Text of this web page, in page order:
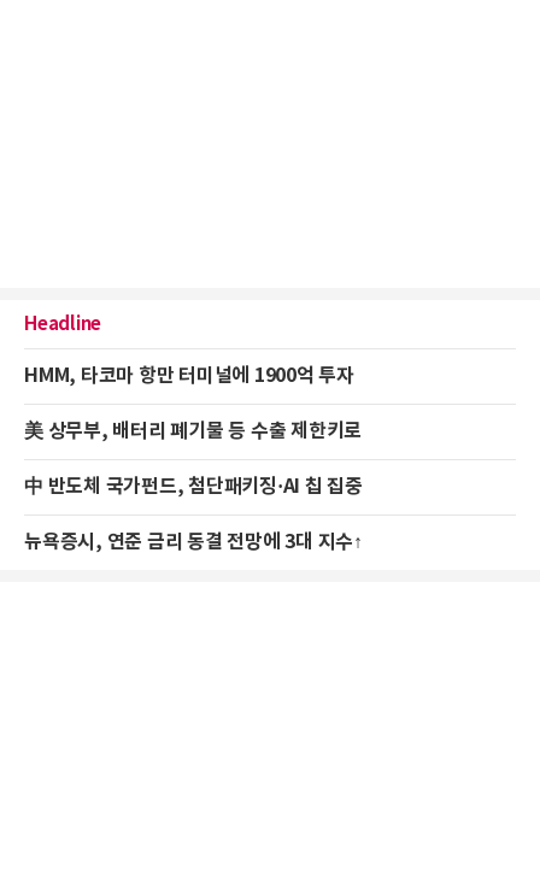
Headline
HMM, 타코마 항만 터미널에 1900억 투자
美 상무부, 배터리 폐기물 등 수출 제한키로
中 반도체 국가펀드, 첨단패키징·AI 칩 집중
뉴욕증시, 연준 금리 동결 전망에 3대 지수↑